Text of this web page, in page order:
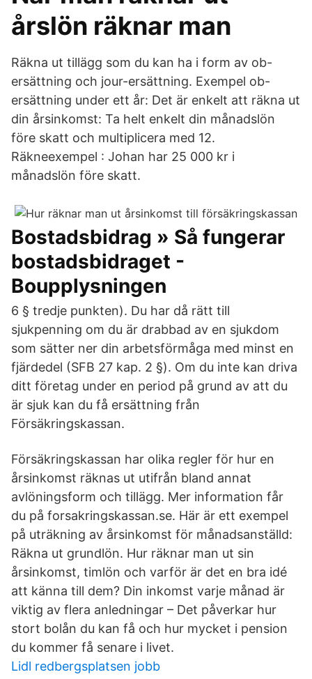
årslön räknar man
Räkna ut tillägg som du kan ha i form av ob-
ersättning och jour-ersättning. Exempel ob-
ersättning under ett år: Det är enkelt att räkna ut
din årsinkomst: Ta helt enkelt din månadslön
före skatt och multiplicera med 12.
Räkneexempel : Johan har 25 000 kr i
månadslön före skatt.
Bostadsbidrag » Så fungerar
bostadsbidraget -
Boupplysningen
6 § tredje punkten). Du har då rätt till
sjukpenning om du är drabbad av en sjukdom
som sätter ner din arbetsförmåga med minst en
fjärdedel (SFB 27 kap. 2 §). Om du inte kan driva
ditt företag under en period på grund av att du
är sjuk kan du få ersättning från
Försäkringskassan.
Försäkringskassan har olika regler för hur en
årsinkomst räknas ut utifrån bland annat
avlöningsform och tillägg. Mer information får
du på forsakringskassan.se. Här är ett exempel
på uträkning av årsinkomst för månadsanställd:
Räkna ut grundlön. Hur räknar man ut sin
årsinkomst, timlön och varför är det en bra idé
att känna till dem? Din inkomst varje månad är
viktig av flera anledningar – Det påverkar hur
stort bolån du kan få och hur mycket i pension
du kommer få senare i livet.
Lidl redbergsplatsen jobb